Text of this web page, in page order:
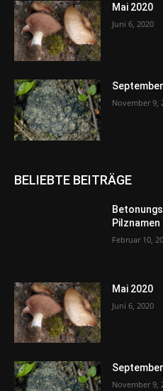
Mai 2020
Juni 6, 2020
November 9,
BELIEBTE BEITRÄGE
Pilznamen
Februar 10,
Mai 2020
Juni 6, 2020
November 9,